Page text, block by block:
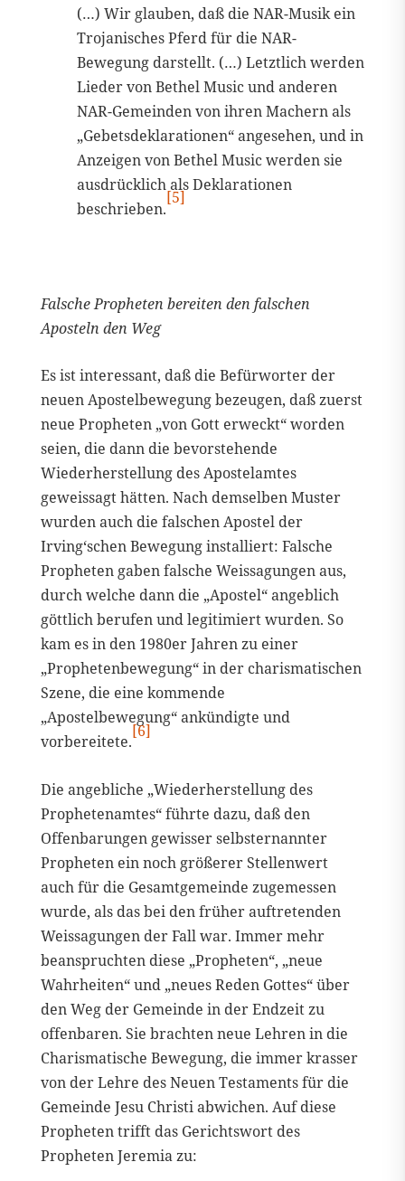
(…) Wir glauben, daß die NAR-Musik ein
Trojanisches Pferd für die NAR-
Bewegung darstellt. (…) Letztlich werden
Lieder von Bethel Music und anderen
NAR-Gemeinden von ihren Machern als
„Gebetsdeklarationen“ angesehen, und in
Anzeigen von Bethel Music werden sie
ausdrücklich als Deklarationen
beschrieben.
[5]
Falsche Propheten bereiten den falschen
Aposteln den Weg
Es ist interessant, daß die Befürworter der
neuen Apostelbewegung bezeugen, daß zuerst
neue Propheten „von Gott erweckt“ worden
seien, die dann die bevorstehende
Wiederherstellung des Apostelamtes
geweissagt hätten. Nach demselben Muster
wurden auch die falschen Apostel der
Irving‘schen Bewegung installiert: Falsche
Propheten gaben falsche Weissagungen aus,
durch welche dann die „Apostel“ angeblich
göttlich berufen und legitimiert wurden. So
kam es in den 1980er Jahren zu einer
„Prophetenbewegung“ in der charismatischen
Szene, die eine kommende
„Apostelbewegung“ ankündigte und
vorbereitete.
[6]
Die angebliche „Wiederherstellung des
Prophetenamtes“ führte dazu, daß den
Offenbarungen gewisser selbsternannter
Propheten ein noch größerer Stellenwert
auch für die Gesamtgemeinde zugemessen
wurde, als das bei den früher auftretenden
Weissagungen der Fall war. Immer mehr
beanspruchten diese „Propheten“, „neue
Wahrheiten“ und „neues Reden Gottes“ über
den Weg der Gemeinde in der Endzeit zu
offenbaren. Sie brachten neue Lehren in die
Charismatische Bewegung, die immer krasser
von der Lehre des Neuen Testaments für die
Gemeinde Jesu Christi abwichen. Auf diese
Propheten trifft das Gerichtswort des
Propheten Jeremia zu: